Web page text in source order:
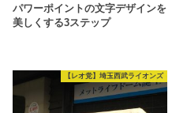
パワーポイントの文字デザインを
美しくする3ステップ
【レオ党】埼玉西武ライオンズ